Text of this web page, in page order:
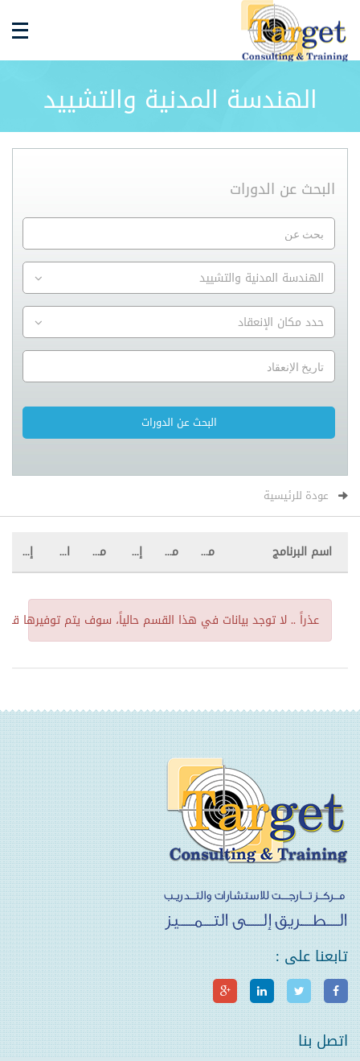
الهندسة المدنية والتشييد
البحث عن الدورات
الهندسة المدنية والتشييد
حدد مكان الإنعقاد
عودة للرئيسية
اسم البرنامج مكان الإنعقاد من إلى مدة البرنامج الرسوم إشتراك
عذراً ..لا توجد بيانات في هذا القسم حالياً، سوف يتم توفيرها
تابعنا على :
اتصل بنا